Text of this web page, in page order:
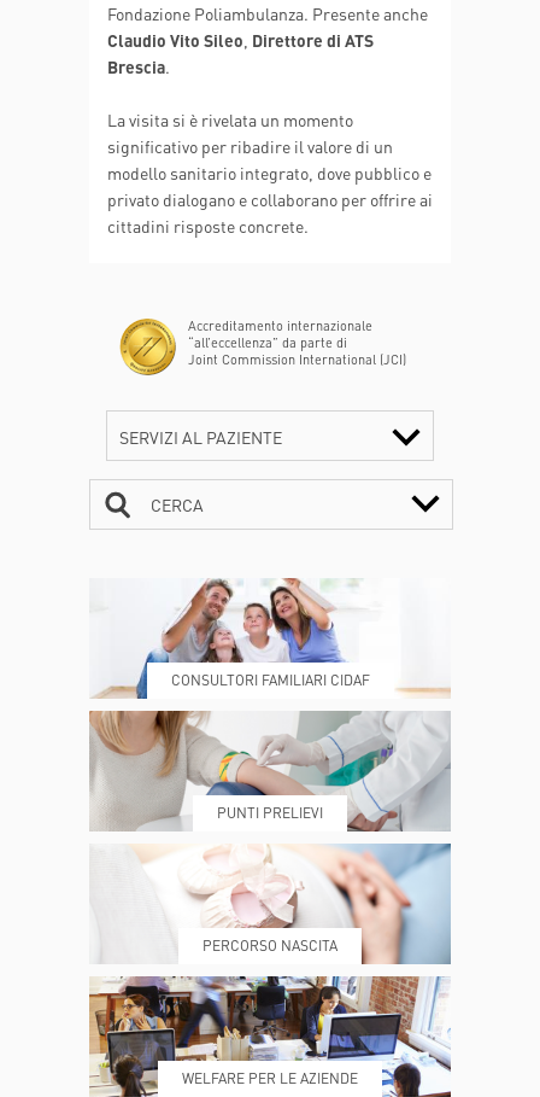
Fondazione Poliambulanza. Presente anche
Claudio Vito Sileo Direttore di ATS
Brescia
La visita si è rivelata un momento
significativo per ribadire il valore di un
modello sanitario integrato, dove pubblico e
privato dialogano e collaborano per offrire ai
cittadini risposte concrete.
Accreditamento internazionale
“all’eccellenza” da parte di
Joint Commission International (JCI)
SERVIZI AL PAZIENTE
DOVE SIAMO ESAMI E VISITE
PRENOTA MY POLI
REFERTI REPARTI
CERCA
CONSULTORI FAMILIARI CIDAF
PUNTI PRELIEVI
PERCORSO NASCITA
WELFARE PER LE AZIENDE